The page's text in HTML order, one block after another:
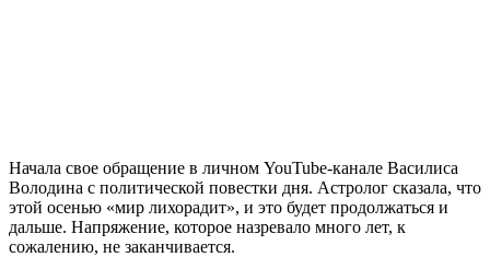
Начала свое обращение в личном YouTube-канале Василиса
Володина с политической повестки дня. Астролог сказала, что
этой осенью «мир лихорадит», и это будет продолжаться и
дальше. Напряжение, которое назревало много лет, к
сожалению, не заканчивается.